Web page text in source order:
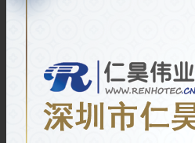
SMB线材